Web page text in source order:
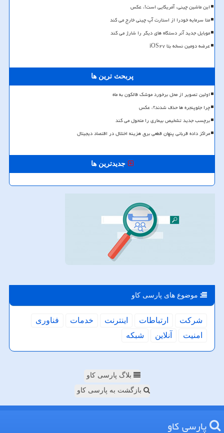
این ماشین چینی، آمریکایی است!، عکس
متا سرمایه خودرا از استارت آپ چینی خارج می کند
موبایل جدید آنر دستگاه های دیگر را شارژ می کند
عرضه دومین نسخه بتا iOS۲۷
پربحث ترین ها
اولین تصویر از محل برخورد موشک فالکون به ماه
چرا جلوپنجره ها حذف شدند؟، عکس
برچسب جدید تشخیص بیماری را متحول می کند
مراکز داده قربانی پنهان قطعی برق هزینه اختلال در اقتصاد دیجیتال
جدیدترین ها
موضوع های پارسی كاو
شركت ارتباطات اینترنت خدمات
فناوری
امنیت
آنلاین شبكه
بلاگ پارسی کاو
بازگشت به پارسی کاو
پارسی كاو